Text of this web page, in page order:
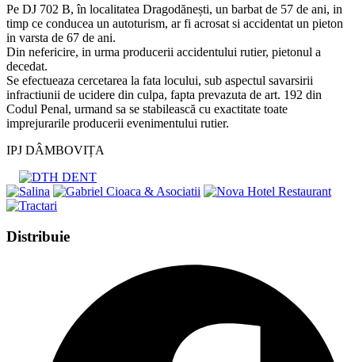
Pe DJ 702 B, în localitatea Dragodănești, un barbat de 57 de ani, in
timp ce conducea un autoturism, ar fi acrosat si accidentat un pieton
in varsta de 67 de ani.
Din nefericire, in urma producerii accidentului rutier, pietonul a
decedat.
Se efectueaza cercetarea la fata locului, sub aspectul savarsirii
infractiunii de ucidere din culpa, fapta prevazuta de art. 192 din
Codul Penal, urmand sa se stabilească cu exactitate toate
imprejurarile producerii evenimentului rutier.
IPJ DÂMBOVIȚA
DistribuieShare
window